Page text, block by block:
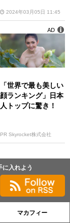
2024年03月05日 11:45
「世界で最も美しい
顔ランキング」日本
人トップに驚き！
PR Skyrocket株式会社
AD
に入れよう
マカフィー